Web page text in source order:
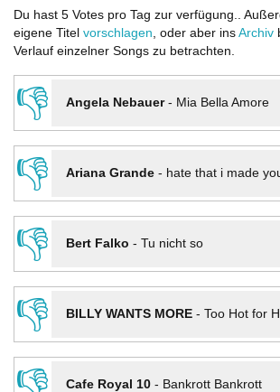
Du hast 5 Votes pro Tag zur verfügung..
eigene Titel vorschlagen, oder aber ins Archiv
Verlauf einzelner Songs zu betrachten.
👎 Angela Nebauer- Mia Bella Amore
👎
Ariana Grande- hate that i made
👎
Bert Falko - Tu nicht so
👎
BILLY WANTS MORE- Too Hot for
Cafe Royal 10- Bankrott Bankrott